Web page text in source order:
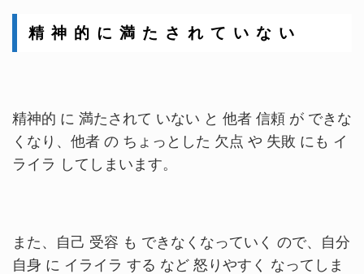
精 神 的 に 満 た さ れ て い な い
精神的 に 満たされて いない と 他者 信頼 が できな
くなり、他者 の ちょっとした 欠点 や 失敗 にも イ
ライラ してしまいます。
また、自己 受容 も できなくなっていく ので、自分
自身 に イライラ する など 怒りやすく なってしま